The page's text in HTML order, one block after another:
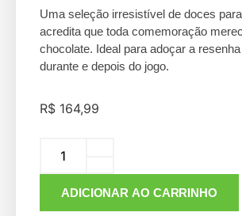
Uma seleção irresistível de doces
acredita que toda comemoração
chocolate. Ideal para adoçar a
durante e depois do jogo.
R$ 164,99
ADICIONAR AO CARRINHO